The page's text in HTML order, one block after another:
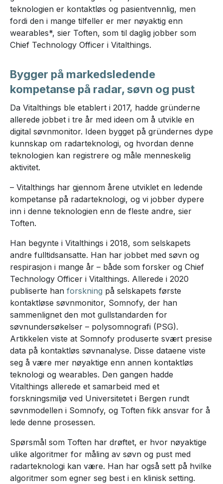
teknologien er kontaktløs og pasientvennlig, men
fordi den i mange tilfeller er mer nøyaktig enn
wearables*, sier Toften, som til daglig jobber som
Chief Technology Officer i Vitalthings.
Bygger på markedsledende
kompetanse på radar, søvn og pust
Da Vitalthings ble etablert i 2017, hadde gründerne
allerede jobbet i tre år med ideen om å utvikle en
digital søvnmonitor. Ideen bygget på gründernes dype
kunnskap om radarteknologi, og hvordan denne
teknologien kan registrere og måle menneskelig
aktivitet.
– Vitalthings har gjennom årene utviklet en ledende
kompetanse på radarteknologi, og vi jobber dypere
inn i denne teknologien enn de fleste andre, sier
Toften.
Han begynte i Vitalthings i 2018, som selskapets
andre fulltidsansatte. Han har jobbet med søvn og
respirasjon i mange år – både som forsker og Chief
Technology Officer i Vitalthings. Allerede i 2020
publiserte han forskning på selskapets første
kontaktløse søvnmonitor, Somnofy, der han
sammenlignet den mot gullstandarden for
søvnundersøkelser – polysomnografi (PSG).
Artikkelen viste at Somnofy produserte svært presise
data på kontaktløs søvnanalyse. Disse dataene viste
seg å være mer nøyaktige enn annen kontaktløs
teknologi og wearables. Den gangen hadde
Vitalthings allerede et samarbeid med et
forskningsmiljø ved Universitetet i Bergen rundt
søvnmodellen i Somnofy, og Toften fikk ansvar for å
lede denne prosessen.
Spørsmål som Toften har drøftet, er hvor nøyaktige
ulike algoritmer for måling av søvn og pust med
radarteknologi kan være. Han har også sett på hvilke
algoritmer som egner seg best i en klinisk setting.